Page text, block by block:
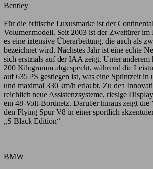
Bentley
Für die britische Luxusmarke ist der
Volumenmodell. Seit 2003 ist der Zweitürer im
es eine intensive Überarbeitung, die auch als
bezeichnet wird. Nächstes Jahr ist eine echte
sich erstmals auf der IAA zeigt. Unter anderem
200 Kilogramm abgespeckt, während die
auf 635 PS gestiegen ist, was eine Sprintzeit in
und maximal 330 km/h erlaubt. Zu den
reichlich neue Assistenzsysteme, riesige
ein 48-Volt-Bordnetz. Darüber hinaus zeigt die
den Flying Spur V8 in einer sportlich
„S Black Edition“.
BMW